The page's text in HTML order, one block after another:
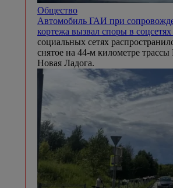
Общество
Автомобиль ГАИ при
кортежа вызвал споры в соцсетях
социальных сетях
снятое на 44-м километре
Новая Ладога.